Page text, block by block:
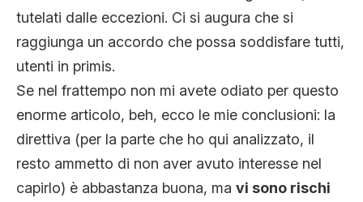
tutelati dalle eccezioni. Ci si augura che si
raggiunga un accordo che possa soddisfare tutti,
utenti in primis.
Se nel frattempo non mi avete odiato per questo
enorme articolo, beh, ecco le mie conclusioni: la
direttiva (per la parte che ho qui analizzato, il
resto ammetto di non aver avuto interesse nel
capirlo) è abbastanza buona, ma vi sono rischi